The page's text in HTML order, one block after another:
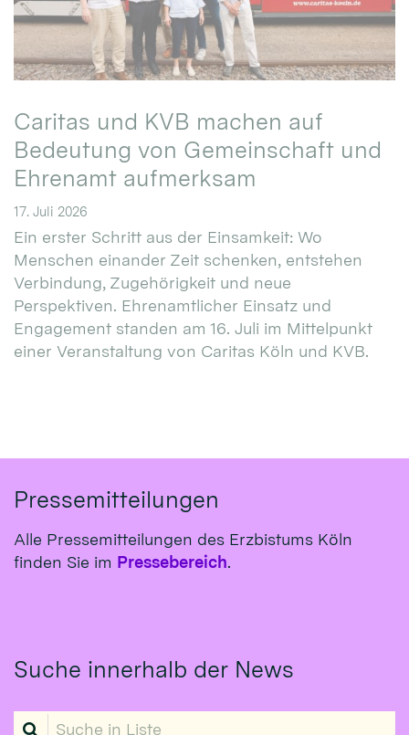
Caritas und KVB machen auf
Bedeutung von Gemeinschaft und
Ehrenamt aufmerksam
17. Juli 2026
Ein erster Schritt aus der Einsamkeit: Wo
Menschen einander Zeit schenken, entstehen
Verbindung, Zugehörigkeit und neue
Perspektiven. Ehrenamtlicher Einsatz und
Engagement standen am 16. Juli im Mittelpunkt
einer Veranstaltung von Caritas Köln und KVB.
Pressemitteilungen
Alle Pressemitteilungen des Erzbistums Köln
finden Sie im Pressebereich.
Suche innerhalb der News
Suche in Liste